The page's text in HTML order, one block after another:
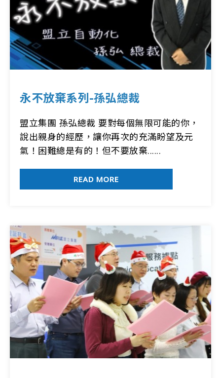
永不放棄系列-孫弘總裁
盟立集團 孫弘總裁 要對每個無限可能的你，
說出親身的經歷，讓你再次的充滿盼望及元
氣！困難總是有的！但不要放棄......
READ MORE